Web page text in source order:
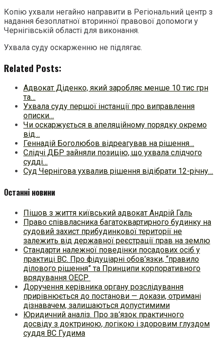
Копію ухвали негайно направити в Регіональний центр з
надання безоплатної вторинної правової допомоги у
Чернігівській області для виконання.
Ухвала суду оскарженню не підлягає.
Related Posts:
Адвокат Діденко, який заробляє менше 10 тис грн
та…
Ухвала суду першої інстанції про виправлення
описки…
Чи оскаржується в апеляційному порядку окремо
від…
Геннадій Боголюбов відреагував на рішення…
Слідчі ДБР зайняли позицію, що ухвала слідчого
судді…
Cуд Чернігова ухвалив рішення відібрати 12-річну…
Останні новини
Пішов з життя київський адвокат Андрій Галь
Право співвласника багатоквартирного будинку на
судовий захист прибудинкової території не
залежить від державної реєстрації прав на землю
Стандарти належної поведінки посадових осіб у
практиці ВC. Про фідуціарні обов’язки, “правило
ділового рішення” та Принципи корпоративного
врядування ОЕСР
Доручення керівника органу розслідування
прирівнюється до постанови — докази, отримані
дізнавачем, залишаються допустимими
Юридичний аналіз. Про зв’язок практичного
досвіду з доктриною, логікою і здоровим глуздом
суддя ВС Гудима